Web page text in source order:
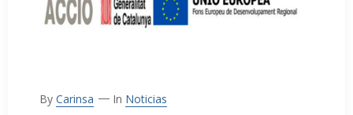
By Carinsa In Noticias